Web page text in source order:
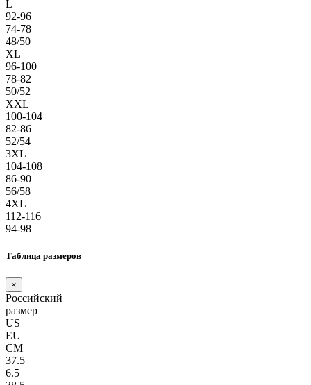
L
92-96
74-78
48/50
XL
96-100
78-82
50/52
XXL
100-104
82-86
52/54
3XL
104-108
86-90
56/58
4XL
112-116
94-98
Таблица размеров
×
Российский
размер
US
EU
СМ
37.5
6.5